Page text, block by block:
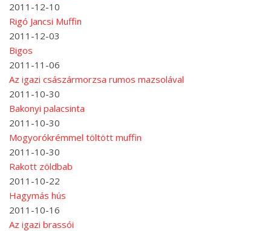
2011-12-10
Rigó Jancsi Muffin
2011-12-03
Bigos
2011-11-06
Az igazi császármorzsa rumos mazsolával
2011-10-30
Bakonyi palacsinta
2011-10-30
Mogyorókrémmel töltött muffin
2011-10-30
Rakott zöldbab
2011-10-22
Hagymás hús
2011-10-16
Az igazi brassói